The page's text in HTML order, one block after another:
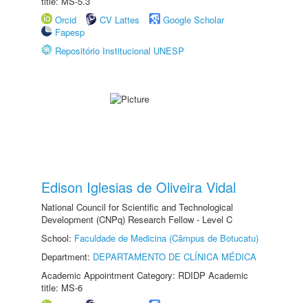
Orcid
CV Lattes
Google Scholar
Fapesp
Repositório Institucional UNESP
Edison Iglesias de Oliveira Vidal
National Council for Scientific and Technological
Development (CNPq) Research Fellow - Level C
School: Faculdade de Medicina (Câmpus de Botucatu)
Department: DEPARTAMENTO DE CLÍNICA MÉDICA
Academic Appointment Category: RDIDP Academic
title: MS-6